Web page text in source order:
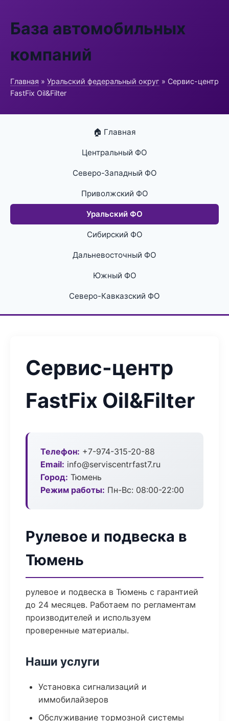
База автомобильных
компаний
Главная » Уральский федеральный округ » Сервис-центр
FastFix Oil&Filter
🏠 Главная
Центральный ФО
Северо-Западный ФО
Приволжский ФО
Уральский ФО
Сибирский ФО
Дальневосточный ФО
Южный ФО
Северо-Кавказский ФО
Сервис-центр
FastFix Oil&Filter
Телефон: +7-974-315-20-88
Email: info@serviscentrfast7.ru
Город: Тюмень
Режим работы: Пн-Вс: 08:00-22:00
Рулевое и подвеска в
Тюмень
рулевое и подвеска в Тюмень с гарантией
до 24 месяцев. Работаем по регламентам
производителей и используем
проверенные материалы.
Наши услуги
Установка сигнализаций и
иммобилайзеров
Обслуживание тормозной системы